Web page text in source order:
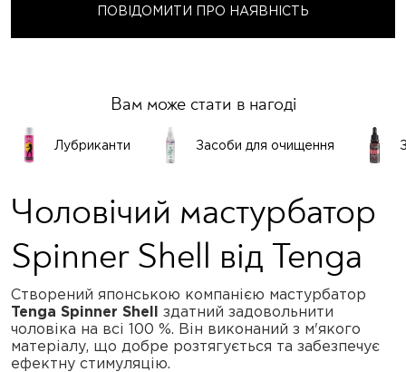
ПОВІДОМИТИ ПРО НАЯВНІСТЬ
Вам може стати в нагоді
Лубриканти Засоби для очищення
Чоловічий мастурбатор
Spinner Shell від Tenga
Створений японською компанією мастурбатор
Tenga Spinner Shell здатний задовольнити
чоловіка на всі 100 %. Він виконаний з м'якого
матеріалу, що добре розтягується та забезпечує
ефектну стимуляцію.